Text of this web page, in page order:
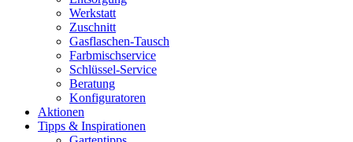
Werkstatt
Zuschnitt
Gasflaschen-Tausch
Farbmischservice
Schlüssel-Service
Beratung
Konfiguratoren
Aktionen
Tipps & Inspirationen